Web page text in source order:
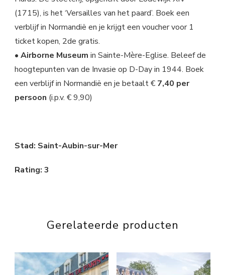
(1715), is het ‘Versailles van het paard’. Boek een
verblijf in Normandië en je krijgt een voucher voor 1
ticket kopen, 2de gratis.
• Airborne Museum in Sainte-Mère-Eglise. Beleef de
hoogtepunten van de Invasie op D-Day in 1944. Boek
een verblijf in Normandië en je betaalt € 7,40 per
persoon (i.p.v. € 9,90)
Stad: Saint-Aubin-sur-Mer
Rating: 3
Gerelateerde producten